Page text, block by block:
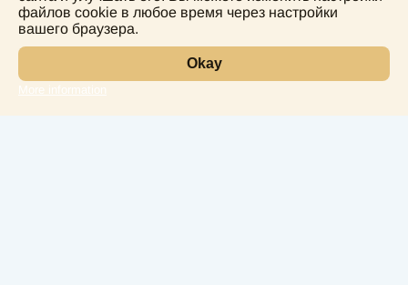
файлов cookie в любое время через настройки
вашего браузера.
Okay
More information